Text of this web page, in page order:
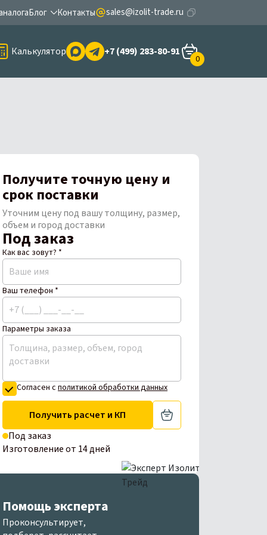
Блог Контакты sales@izolit-trade.ru
Калькулятор +7 (499) 283-80-91
0
Получите точную цену и
срок поставки
Уточним цену под вашу толщину, размер,
объем и город доставки
Под заказ
Как вас зовут? *
Ваш телефон *
Параметры заказа
Согласен с политикой обработки данных
Получить расчет и КП
Под заказ
Изготовление от 14 дней
Помощь эксперта
Проконсультирует,